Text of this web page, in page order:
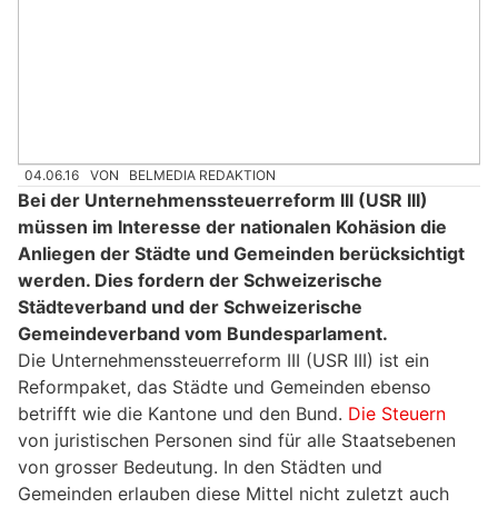
04.06.16 VON BELMEDIA REDAKTION
Bei der Unternehmenssteuerreform III (USR III)
müssen im Interesse der nationalen Kohäsion die
Anliegen der Städte und Gemeinden berücksichtigt
werden. Dies fordern der Schweizerische
Städteverband und der Schweizerische
Gemeindeverband vom Bundesparlament.
Die Unternehmenssteuerreform III (USR III) ist ein
Reformpaket, das Städte und Gemeinden ebenso
betrifft wie die Kantone und den Bund. Die Steuern
von juristischen Personen sind für alle Staatsebenen
von grosser Bedeutung. In den Städten und
Gemeinden erlauben diese Mittel nicht zuletzt auch